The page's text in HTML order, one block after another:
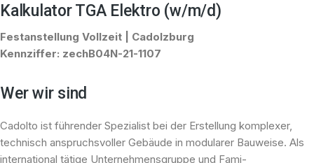
Kalkulator TGA Elektro (w/m/d)
Festanstellung Vollzeit
Cadolzburg
Kennziffer: zechB04N-21-1107
Wer wir sind
Cadolto ist führender Spe­zialist bei der Erstellung kom­plexer,
technisch an­spruchs­voller Gebäude in modularer Bauweise. Als
international tätige Unter­nehmensgruppe und Fa­mi­